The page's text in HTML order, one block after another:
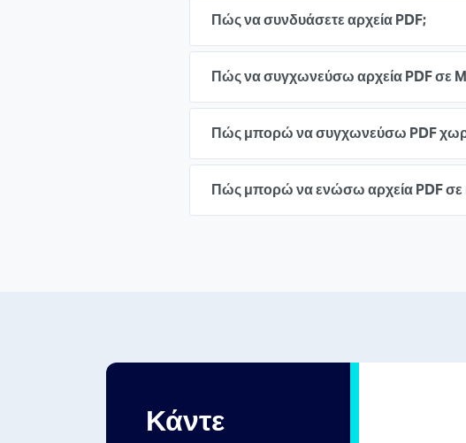
Πώς να συνδυάσετε αρχεία PDF;
Πώς να συγχωνεύσω αρχεία PDF σε
Πώς μπορώ να συγχωνεύσω PDF
Πώς μπορώ να ενώσω αρχεία PDF σε
Κάντε